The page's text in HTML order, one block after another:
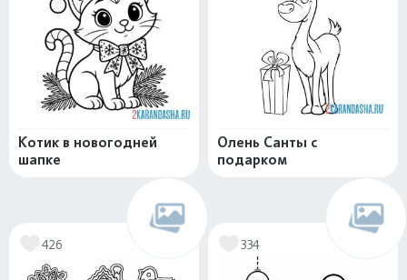
Котик в новогодней
шапке
Олень Санты с
подарком
426 334